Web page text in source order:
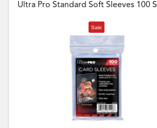
Ultra Pro Standard Soft Sleeves 100
Sale